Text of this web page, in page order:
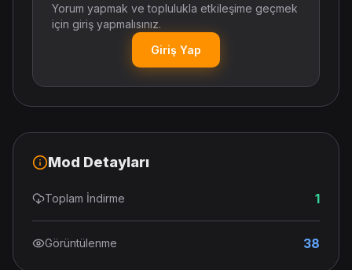
Yorum yapmak ve toplulukla etkileşime geçmek
için giriş yapmalısınız.
Giriş Yap
Mod Detayları
Toplam İndirme 1
Görüntülenme 38